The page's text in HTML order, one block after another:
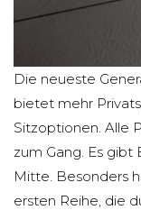
Die neueste
bietet mehr
Sitzoptionen. Alle
zum Gang. Es gibt
Mitte. Besonders
ersten Reihe, die